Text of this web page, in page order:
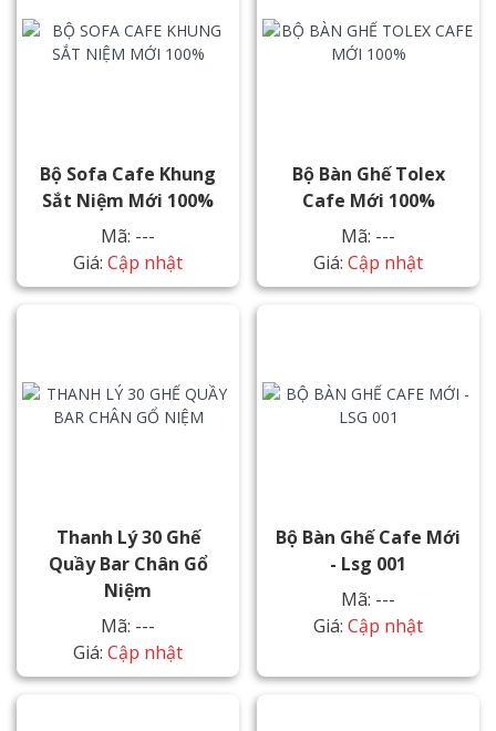
Bộ Sofa Cafe Khung
Sắt Niệm Mới 100%
Mã: ---
Giá: Cập nhật
Bộ Bàn Ghế Tolex
Cafe Mới 100%
Mã: ---
Giá: Cập nhật
Thanh Lý 30 Ghế
Quầy Bar Chân Gổ
Niệm
Mã: ---
Giá: Cập nhật
Bộ Bàn Ghế Cafe Mới
- Lsg 001
Mã: ---
Giá: Cập nhật